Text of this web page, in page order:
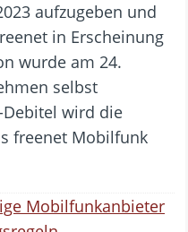
aufzugeben und
in Erscheinung
wurde am 24.
selbst
wird die
freenet Mobilfunk